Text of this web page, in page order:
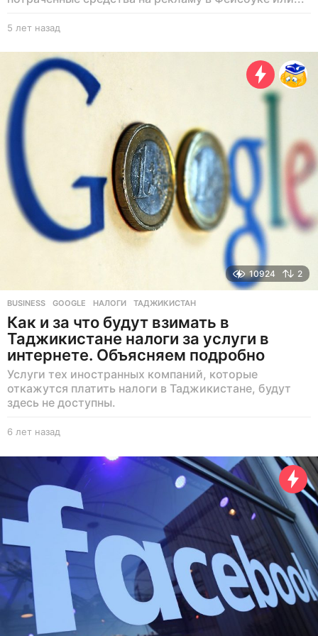
5 лет назад
е
т
10924 2
BUSINESS GOOGLE ,НАЛОГИ ,ТАДЖИКИСТАН
Как и за что будут взимать в
Таджикистане налоги за услуги в
интернете. Объясняем подробно
Услуги тех иностранных компаний, которые
откажутся платить налоги в Таджикистане, будут
здесь не доступны.
6 лет назад
е
н
з
а